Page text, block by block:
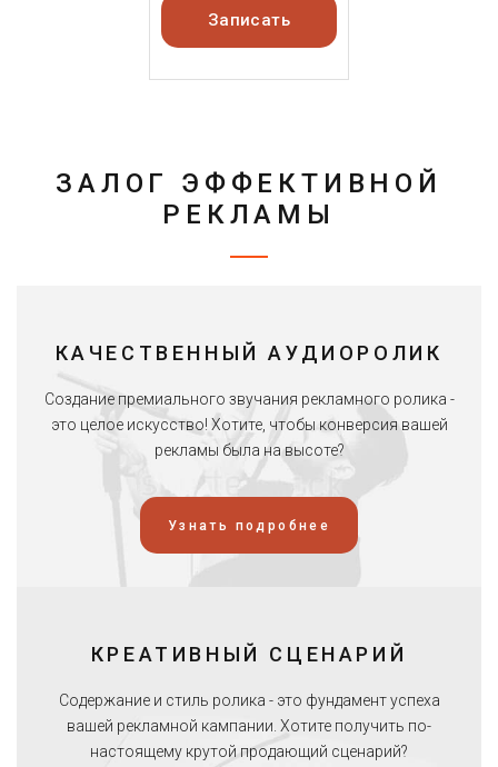
Записать
ЗАЛОГ ЭФФЕКТИВНОЙ
РЕКЛАМЫ
КАЧЕСТВЕННЫЙ АУДИОРОЛИК
Создание премиального звучания рекламного ролика -
это целое искусство! Хотите, чтобы конверсия вашей
рекламы была на высоте?
Узнать подробнее
КРЕАТИВНЫЙ СЦЕНАРИЙ
Содержание и стиль ролика - это фундамент успеха
вашей рекламной кампании. Хотите получить по-
настоящему крутой продающий сценарий?